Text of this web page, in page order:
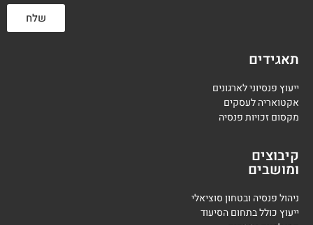
שלח
תאגידים
ייעוץ פנסיוני לארגונים
אקטואריה לעסקים
מקסום זכויות פנסיה
קיבוצים
ומושבים
ניהול פנסיה ובטחון סוציאלי
ייעוץ כולל בתחום הסיעוד